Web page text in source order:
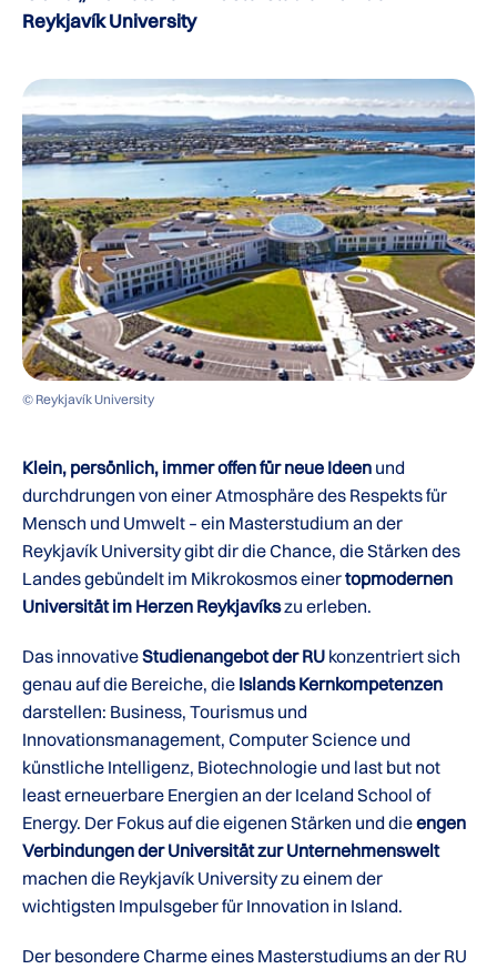
Reykjavík University
© Reykjavík University
Klein, persönlich, immer offen für neue Ideen und
durchdrungen von einer Atmosphäre des Respekts für
Mensch und Umwelt – ein Masterstudium an der
Reykjavík University gibt dir die Chance, die Stärken des
Landes gebündelt im Mikrokosmos einertopmodernen
Universität im Herzen Reykjavíkszu erleben.
Das innovativeStudienangebot der RU konzentriert sich
genau auf die Bereiche, die Islands Kernkompetenzen
darstellen: Business, Tourismus und
Innovationsmanagement, Computer Science und
künstliche Intelligenz, Biotechnologie und last but not
least erneuerbare Energien an der Iceland School of
Energy. Der Fokus auf die eigenen Stärken und dieengen
Verbindungen der Universität zur Unternehmenswelt
machen die Reykjavík University zu einem der
wichtigsten Impulsgeber für Innovation in Island.
Der besondere Charme eines Masterstudiums an der RU